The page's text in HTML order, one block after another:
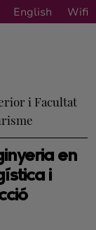
English Wifi
en
i
i Facultat